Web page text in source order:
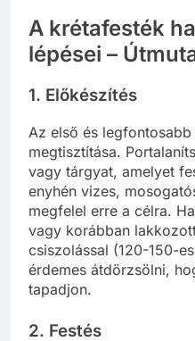
A krétafesték
lépései –
1. Előkészítés
Az első és
megtisztítása.
vagy tárgyat, amelyet
enyhén vizes,
megfelel erre a célra.
vagy korábban
csiszolással (120-150-
érdemes átdörzsölni,
tapadjon.
2. Festés